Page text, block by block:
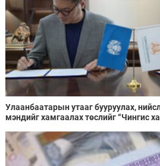
Улаанбаатарын утааг бууруулах,
мэндийг хамгаалах төслийг “Чингис